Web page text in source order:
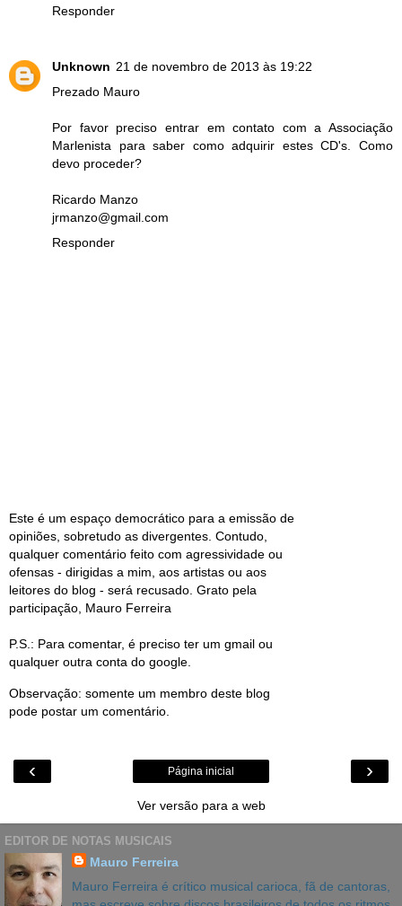
Responder
Unknown 21 de novembro de 2013 às 19:22
Prezado Mauro
Por favor preciso entrar em contato com a Associação
Marlenista para saber como adquirir estes CD's. Como
devo proceder?
Ricardo Manzo
jrmanzo@gmail.com
Responder
Este é um espaço democrático para a emissão de
opiniões, sobretudo as divergentes. Contudo,
qualquer comentário feito com agressividade ou
ofensas - dirigidas a mim, aos artistas ou aos
leitores do blog - será recusado. Grato pela
participação, Mauro Ferreira
P.S.: Para comentar, é preciso ter um gmail ou
qualquer outra conta do google.
Observação: somente um membro deste blog
pode postar um comentário.
‹ ›
Página inicial
Ver versão para a web
EDITOR DE NOTAS MUSICAIS
Mauro Ferreira
Mauro Ferreira é crítico musical carioca, fã de cantoras,